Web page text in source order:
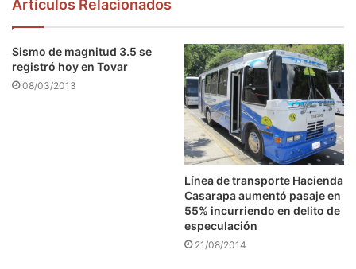
Articulos Relacionados
Sismo de magnitud 3.5 se
registró hoy en Tovar
08/03/2013
Línea de transporte Hacienda
Casarapa aumentó pasaje en
55% incurriendo en delito de
especulación
21/08/2014